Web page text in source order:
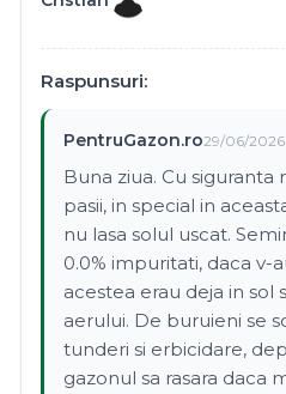
Raspunsuri:
PentruGazon.ro29/06/2026
Buna ziua. Cu
pasii, in special in
nu lasa solul uscat.
0.0% impuritati, daca v-
acestea erau deja in sol
aerului. De buruieni se
tunderi si erbicidare,
gazonul sa rasara daca